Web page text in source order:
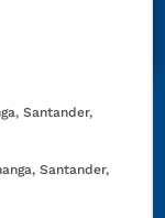
Santander,
Santander,